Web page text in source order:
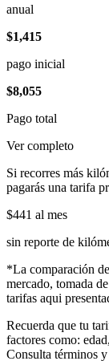
anual
$1,415
pago inicial
$8,055
Pago total
Ver completo
Si recorres más
pagarás una tarifa
$441 al mes
sin reporte de
*La comparación
mercado, tomada
tarifas aqui
Recuerda que tu
factores como:
Consulta términos